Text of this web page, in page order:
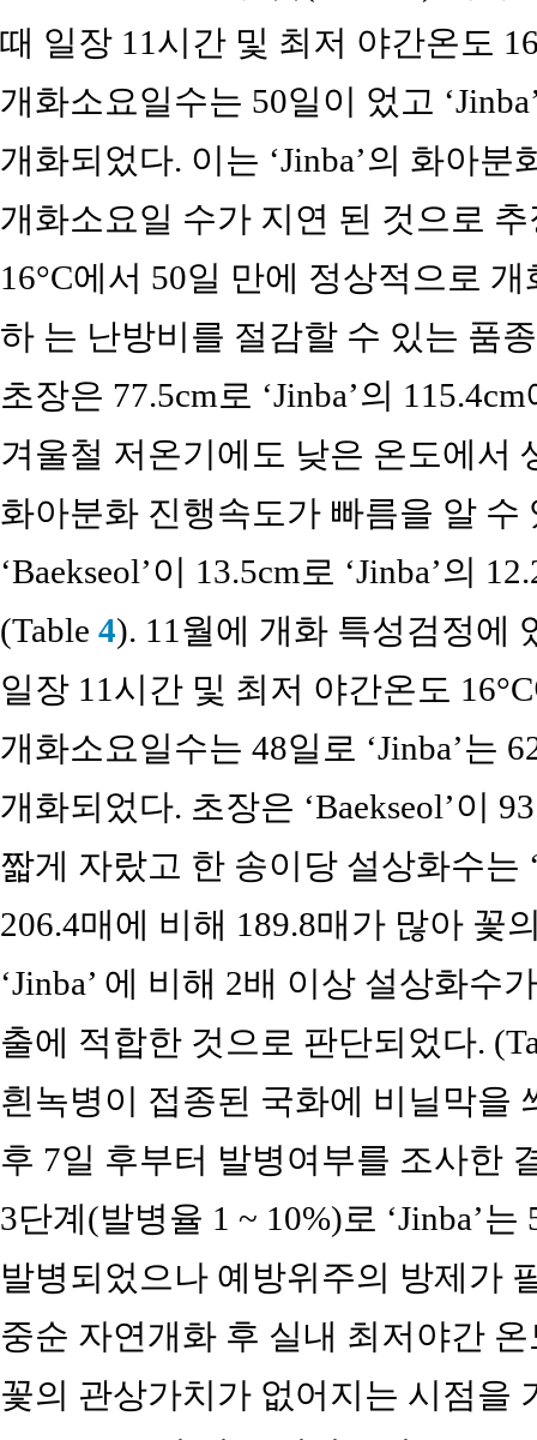
때 일장 11시간 및 최저 야간온도
개화소요일수는 50일이 었고
개화되었다. 이는 ‘Jinba’의 화아
개화소요일 수가 지연 된 것으로 추
16°C에서 50일 만에 정상적으로
하 는 난방비를 절감할 수 있는 품
초장은 77.5cm로 ‘Jinba’의
겨울철 저온기에도 낮은 온도에서
화아분화 진행속도가 빠름을 알 수
‘Baekseol’이 13.5cm로 ‘Jinba’의
(Table 4). 11월에 개화 특성검정에
일장 11시간 및 최저 야간온도 16°C
개화소요일수는 48일로 ‘Jinba’는
개화되었다. 초장은 ‘Baekseol’이
짧게 자랐고 한 송이당 설상화수는
206.4매에 비해 189.8매가 많아 꽃
‘Jinba’ 에 비해 2배 이상 설상화수
출에 적합한 것으로 판단되었다.
흰녹병이 접종된 국화에 비닐막을
후 7일 후부터 발병여부를 조사한
3단계(발병율 1 ~ 10%)로 ‘Jinba’
발병되었으나 예방위주의 방제가
중순 자연개화 후 실내 최저야간
꽃의 관상가치가 없어지는 시점을